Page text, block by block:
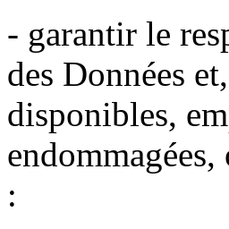
- garantir le
des Données
disponibles,
: